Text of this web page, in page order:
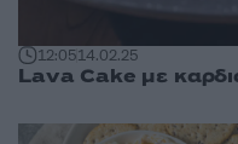
12:0514.02.25
Lava Cake με